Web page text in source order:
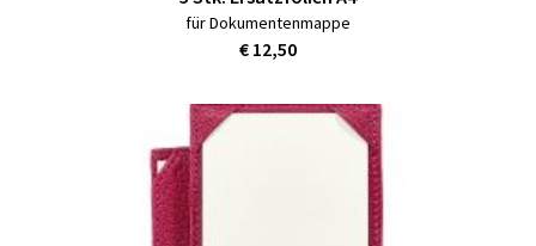
für Dokumentenmappe
€ 12,50